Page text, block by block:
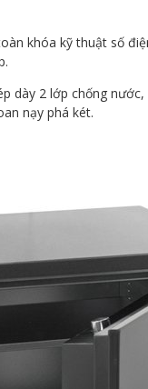
khóa kỹ thuật số
dày 2 lớp chống
nạy phá két.